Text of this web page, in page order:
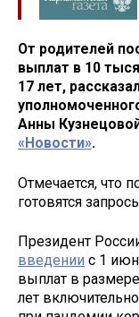
От родителей
выплат в 10
17 лет,
Анны
«Новости».
Отмечается, что
готовятся
Президент
введении с 1
выплат в
лет